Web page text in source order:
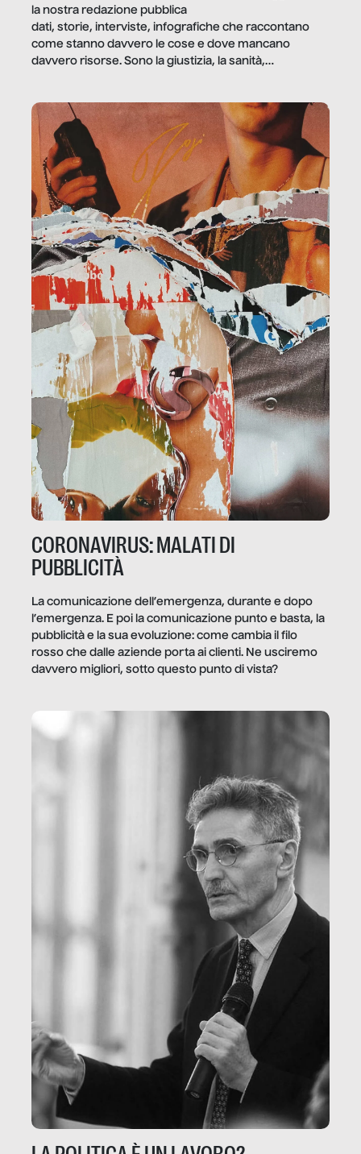
la nostra redazione pubblica
dati, storie, interviste, infografiche che raccontano
come stanno davvero le cose e dove mancano
davvero risorse. Sono la giustizia, la sanità,
CORONAVIRUS: MALATI DI
PUBBLICITÀ
La comunicazione dell’emergenza, durante e dopo
l’emergenza. E poi la comunicazione punto e basta, la
pubblicità e la sua evoluzione: come cambia il filo
rosso che dalle aziende porta ai clienti. Ne usciremo
davvero migliori, sotto questo punto di vista?